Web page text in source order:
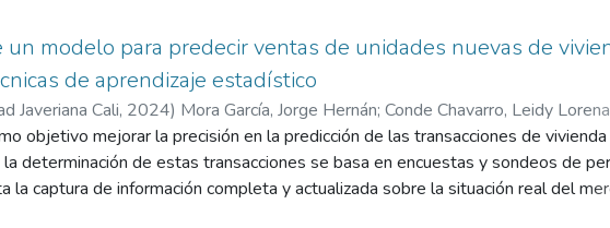
un modelo para predecir ventas de unidades nuevas de
de aprendizaje estadístico
Javeriana Cali, 2024) Mora García, Jorge Hernán; Conde Chavarro, Leidy Lorena
objetivo mejorar la precisión en la predicción de las transacciones de
determinación de estas transacciones se basa en encuestas y sondeos de
la captura de información completa y actualizada sobre la situación real del
El proyecto consiste en la construcción de un modelo que utilice